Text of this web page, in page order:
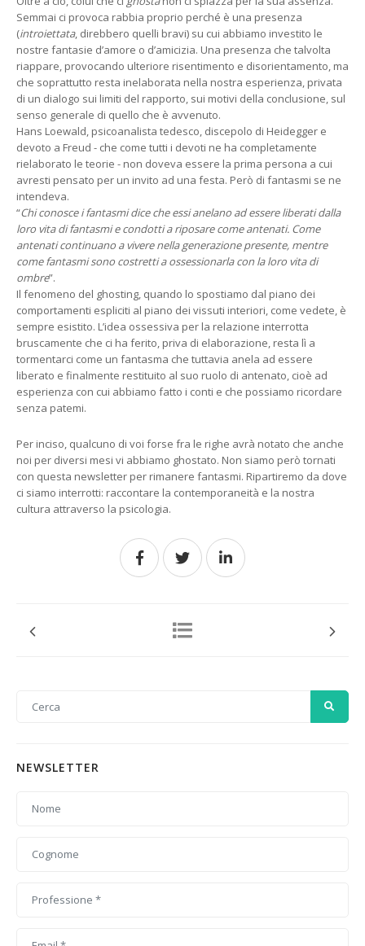
Semmai ci provoca rabbia proprio perché è una presenza
(introiettata, direbbero quelli bravi) su cui abbiamo investito le
nostre fantasie d’amore o d’amicizia. Una presenza che talvolta
riappare, provocando ulteriore risentimento e disorientamento, ma
che soprattutto resta inelaborata nella nostra esperienza, privata
di un dialogo sui limiti del rapporto, sui motivi della conclusione, sul
senso generale di quello che è avvenuto.
Hans Loewald, psicoanalista tedesco, discepolo di Heidegger e
devoto a Freud - che come tutti i devoti ne ha completamente
rielaborato le teorie - non doveva essere la prima persona a cui
avresti pensato per un invito ad una festa. Però di fantasmi se ne
intendeva.
“Chi conosce i fantasmi dice che essi anelano ad essere liberati dalla
loro vita di fantasmi e condotti a riposare come antenati. Come
antenati continuano a vivere nella generazione presente, mentre
come fantasmi sono costretti a ossessionarla con la loro vita di
ombre”.
Il fenomeno del ghosting, quando lo spostiamo dal piano dei
comportamenti espliciti al piano dei vissuti interiori, come vedete, è
sempre esistito. L’idea ossessiva per la relazione interrotta
bruscamente che ci ha ferito, priva di elaborazione, resta lì a
tormentarci come un fantasma che tuttavia anela ad essere
liberato e finalmente restituito al suo ruolo di antenato, cioè ad
esperienza con cui abbiamo fatto i conti e che possiamo ricordare
senza patemi.
Per inciso, qualcuno di voi forse fra le righe avrà notato che anche
noi per diversi mesi vi abbiamo ghostato. Non siamo però tornati
con questa newsletter per rimanere fantasmi. Ripartiremo da dove
ci siamo interrotti: raccontare la contemporaneità e la nostra
cultura attraverso la psicologia.
NEWSLETTER